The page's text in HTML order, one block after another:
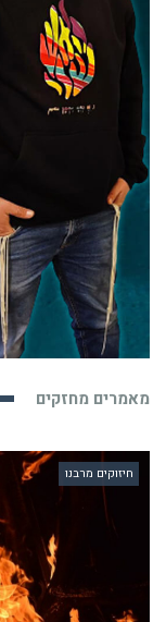
מאמרים מחזקים
חיזוקים מרבנו